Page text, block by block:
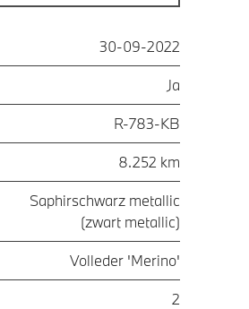
30-09-2022
Ja
R-783-KB
8.252 km
Saphirschwarz metallic
(zwart metallic)
Volleder 'Merino'
2